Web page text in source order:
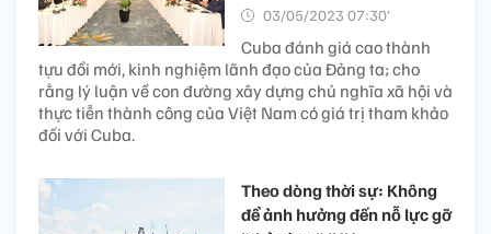
03/05/2023 07:30’
Cuba đánh giá cao thành
tựu đổi mới, kinh nghiệm lãnh đạo của Đảng ta; cho
rằng lý luận về con đường xây dựng chủ nghĩa xã hội và
thực tiễn thành công của Việt Nam có giá trị tham khảo
đối với Cuba.
Theo dòng thời sự: Không
để ảnh hưởng đến nỗ lực gỡ